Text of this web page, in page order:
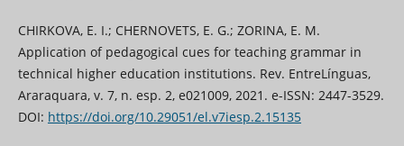
CHIRKOVA, E. I.; CHERNOVETS, E. G.; ZORINA, E. M.
Application of pedagogical cues for teaching grammar in
technical higher education institutions. Rev. EntreLínguas,
Araraquara, v. 7, n. esp. 2, e021009, 2021. e-ISSN: 2447-3529.
DOI: https://doi.org/10.29051/el.v7iesp.2.15135